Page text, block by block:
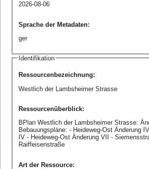
2026-08-06
Sprache der Metadaten:
ger
Identifikation
Ressourcenbezeichnung:
Westlich der Lambsheimer Strasse
Ressourcenüberblick:
BPlan Westlich der Lambsheimer Strasse:
Bebauungspläne: - Heideweg-Ost Änderung
IV - Heideweg-Ost Änderung VII -
Raiffeisenstraße
Art der Ressource: